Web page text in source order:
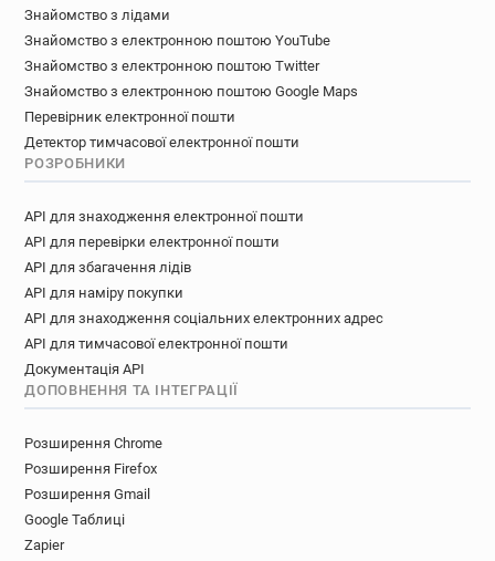
Знайомство з лідами
Знайомство з електронною поштою YouTube
Знайомство з електронною поштою Twitter
Знайомство з електронною поштою Google Maps
Перевірник електронної пошти
Детектор тимчасової електронної пошти
РОЗРОБНИКИ
API для знаходження електронної пошти
API для перевірки електронної пошти
API для збагачення лідів
API для наміру покупки
API для знаходження соціальних електронних адрес
API для тимчасової електронної пошти
Документація API
ДОПОВНЕННЯ ТА ІНТЕГРАЦІЇ
Розширення Chrome
Розширення Firefox
Розширення Gmail
Google Таблиці
Zapier